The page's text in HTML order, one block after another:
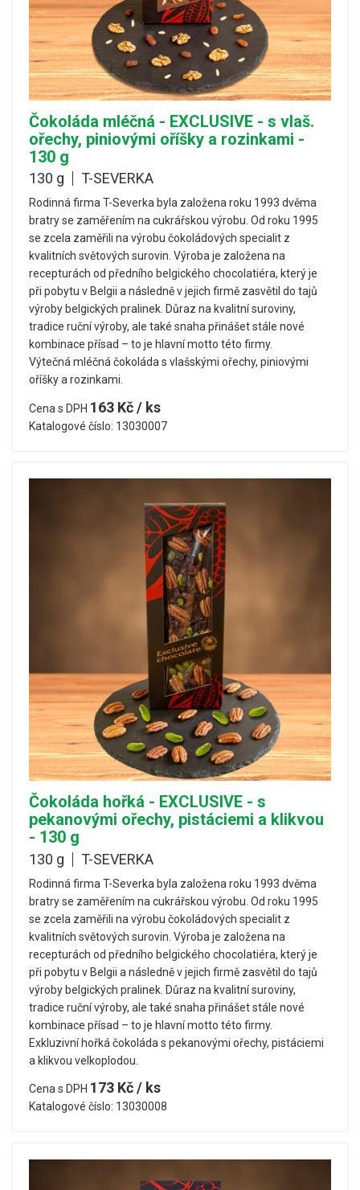
Čokoláda mléčná - EXCLUSIVE - s vlaš.
ořechy, piniovými oříšky a rozinkami -
130 g
130 g T-SEVERKA
Rodinná firma T-Severka byla založena roku 1993 dvěma
bratry se zaměřením na cukrářskou výrobu. Od roku 1995
se zcela zaměřili na výrobu čokoládových specialit z
kvalitních světových surovin. Výroba je založena na
recepturách od předního belgického chocolatiéra, který je
při pobytu v Belgii a následně v jejich firmě zasvětil do tajů
výroby belgických pralinek. Důraz na kvalitní suroviny,
tradice ruční výroby, ale také snaha přinášet stále nové
kombinace přísad – to je hlavní motto této firmy.
Výtečná mléčná čokoláda s vlašskými ořechy, piniovými
oříšky a rozinkami.
Cena s DPH 163 Kč / ks
Katalogové číslo: 13030007
Čokoláda hořká - EXCLUSIVE - s
pekanovými ořechy, pistáciemi a klikvou
- 130 g
130 g T-SEVERKA
Rodinná firma T-Severka byla založena roku 1993 dvěma
bratry se zaměřením na cukrářskou výrobu. Od roku 1995
se zcela zaměřili na výrobu čokoládových specialit z
kvalitních světových surovin. Výroba je založena na
recepturách od předního belgického chocolatiéra, který je
při pobytu v Belgii a následně v jejich firmě zasvětil do tajů
výroby belgických pralinek. Důraz na kvalitní suroviny,
tradice ruční výroby, ale také snaha přinášet stále nové
kombinace přísad – to je hlavní motto této firmy.
Exkluzivní hořká čokoláda s pekanovými ořechy, pistáciemi
a klikvou velkoplodou.
Cena s DPH 173 Kč / ks
Katalogové číslo: 13030008